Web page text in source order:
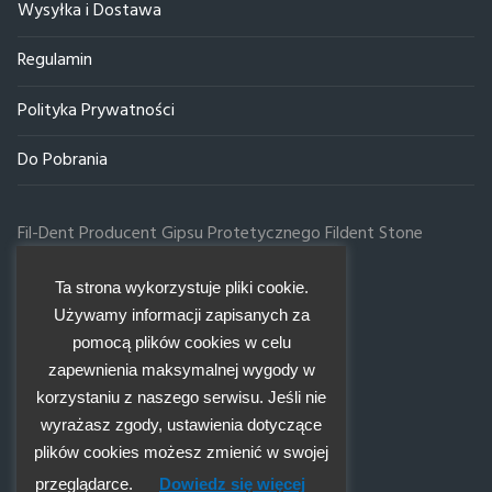
Wysyłka i Dostawa
Regulamin
Polityka Prywatności
Do Pobrania
Fil-Dent Producent Gipsu Protetycznego Fildent Stone
Infolinia:
81 526 83 66
784 05 98 98
737 877 847
E-mail:
zamowienia@fil-dent.pl
biuro@fil-dent.pl
Ta strona wykorzystuje pliki cookie.
Używamy informacji zapisanych za
pomocą plików cookies w celu
zapewnienia maksymalnej wygody w
korzystaniu z naszego serwisu. Jeśli nie
wyrażasz zgody, ustawienia dotyczące
plików cookies możesz zmienić w swojej
przeglądarce.
Dowiedz się więcej